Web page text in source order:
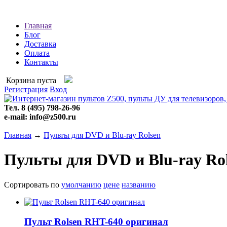
Главная
Блог
Доставка
Оплата
Контакты
Корзина пуста
Регистрация Вход
Тел. 8 (495) 798-26-96
e-mail: info@z500.ru
Главная → Пульты для DVD и Blu-ray Rolsen
Пульты для DVD и Blu-ray
Сортировать по умолчанию цене названию
Пульт Rolsen RHT-640 оригинал